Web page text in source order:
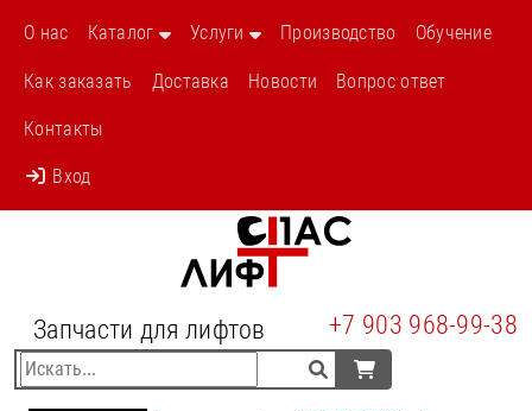
О нас Каталог Услуги Производство Обучение
Как заказать Доставка Новости Вопрос ответ
Контакты
Вход
Запчасти для лифтов +7 903 968-99-38